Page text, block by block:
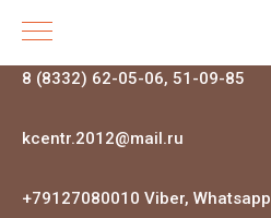
8 (8332) 62-05-06, 51-09-85
kcentr.2012@mail.ru
+79127080010 Viber, Whatsapp